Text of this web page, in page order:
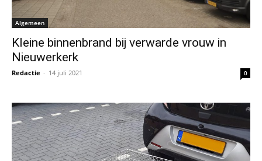
Algemeen
Kleine binnenbrand bij verwarde vrouw in
Nieuwerkerk
Redactie - 14 juli 2021 0